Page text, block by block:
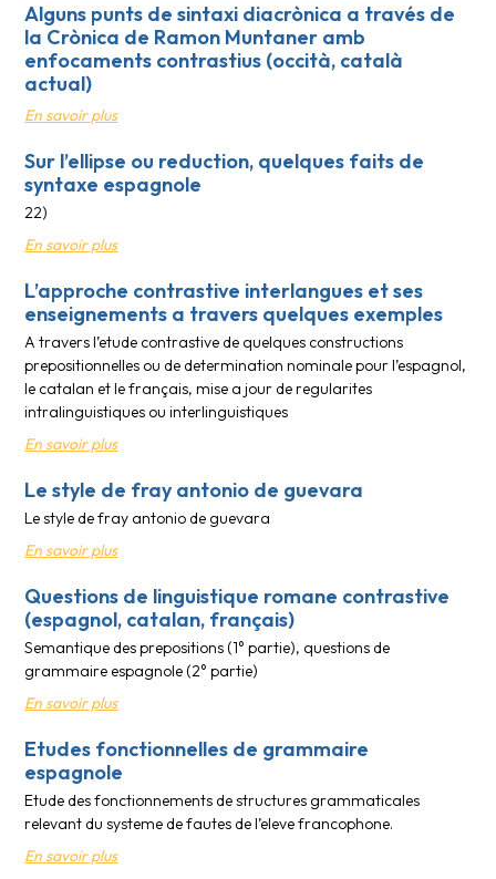
Alguns punts de sintaxi diacrònica a través de
la Crònica de Ramon Muntaner amb
enfocaments contrastius (occità, català
actual)
En savoir plus
Sur l’ellipse ou reduction, quelques faits de
syntaxe espagnole
22)
En savoir plus
L’approche contrastive interlangues et ses
enseignements a travers quelques exemples
A travers l’etude contrastive de quelques constructions
prepositionnelles ou de determination nominale pour l’espagnol,
le catalan et le français, mise a jour de regularites
intralinguistiques ou interlinguistiques
En savoir plus
Le style de fray antonio de guevara
Le style de fray antonio de guevara
En savoir plus
Questions de linguistique romane contrastive
(espagnol, catalan, français)
Semantique des prepositions (1° partie), questions de
grammaire espagnole (2° partie)
En savoir plus
Etudes fonctionnelles de grammaire
espagnole
Etude des fonctionnements de structures grammaticales
relevant du systeme de fautes de l’eleve francophone.
En savoir plus